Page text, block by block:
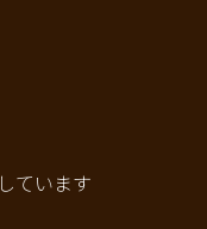
ています